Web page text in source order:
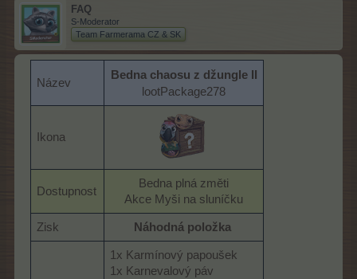
FAQ
S-Moderator
Team Farmerama CZ & SK
Název
Bedna chaosu z džungle II
lootPackage278
Ikona
Dostupnost
Bedna plná změti
Akce Myši na sluníčku​
Zisk Náhodná položka
1x Karmínový papoušek
1x Karnevalový páv